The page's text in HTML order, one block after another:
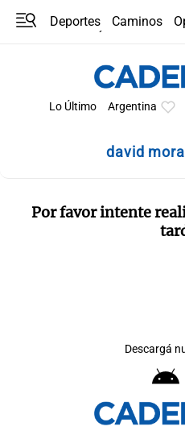
Deportes Caminos
Lo Último Argentina
david
Por favor intente
Descargá